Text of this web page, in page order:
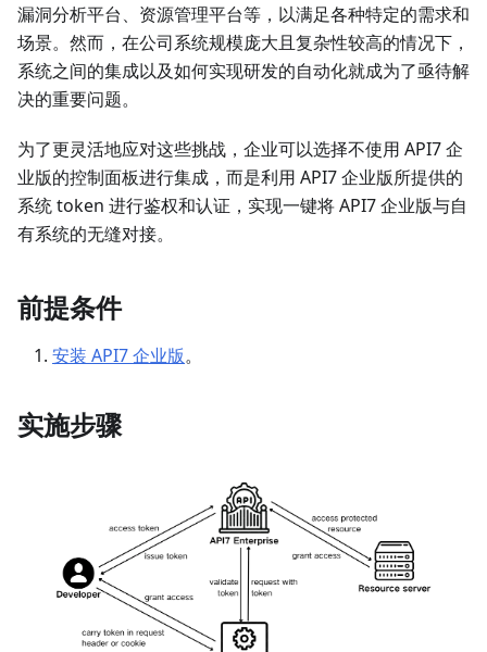
漏洞分析平台、资源管理平台等，以满足各种特定的需求和
场景。然而，在公司系统规模庞大且复杂性较高的情况下，
系统之间的集成以及如何实现研发的自动化就成为了亟待解
决的重要问题。
为了更灵活地应对这些挑战，企业可以选择不使用 API7 企
业版的控制面板进行集成，而是利用 API7 企业版所提供的
系统 token 进行鉴权和认证，实现一键将 API7 企业版与自
有系统的无缝对接。
前提条件
安装 API7 企业版。
实施步骤